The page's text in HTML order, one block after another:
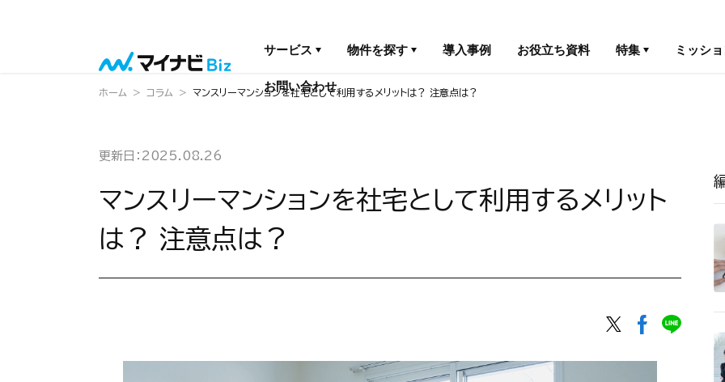
サービス 物件を探す 導入事例 お役立ち資料 特集 ミッシ
お問い合わせ
ホーム コラム マンスリーマンションを社宅として利用するメリットは？ 注意点は？
更新日：2025.08.26
マンスリーマンションを社宅として利用するメリット
は？ 注意点は？